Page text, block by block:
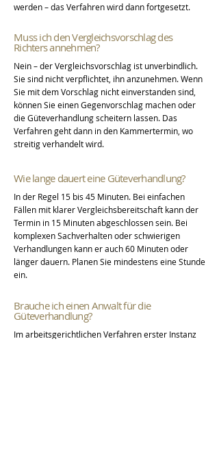
werden – das Verfahren wird dann fortgesetzt.
Muss ich den Vergleichsvorschlag des
Richters annehmen?
Nein – der Vergleichsvorschlag ist unverbindlich.
Sie sind nicht verpflichtet, ihn anzunehmen. Wenn
Sie mit dem Vorschlag nicht einverstanden sind,
können Sie einen Gegenvorschlag machen oder
die Güteverhandlung scheitern lassen. Das
Verfahren geht dann in den Kammertermin, wo
streitig verhandelt wird.
Wie lange dauert eine Güteverhandlung?
In der Regel 15 bis 45 Minuten. Bei einfachen
Fällen mit klarer Vergleichsbereitschaft kann der
Termin in 15 Minuten abgeschlossen sein. Bei
komplexen Sachverhalten oder schwierigen
Verhandlungen kann er auch 60 Minuten oder
länger dauern. Planen Sie mindestens eine Stunde
ein.
Brauche ich einen Anwalt für die
Güteverhandlung?
Im arbeitsgerichtlichen Verfahren erster Instanz